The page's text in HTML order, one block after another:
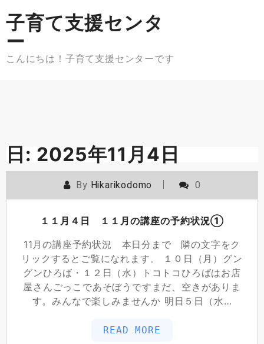
to
content
子育て支援センタ
ー
こんにちは！子育て支援センターです
日: 2025年11月4日
By Hikarikodomo 0
１１月４日 １１月の講座の予約状況①
11月の講座予約状況 本日分まで 隣の文字をク
リックするとご覧になれます。 １０日（月）グン
グンひろば・１２日（水）トコトコひろばはお店
屋さんごっこであそぼうですまだ、空きがありま
す。みんなで楽しみませんか 明日５日（水…
READ MORE